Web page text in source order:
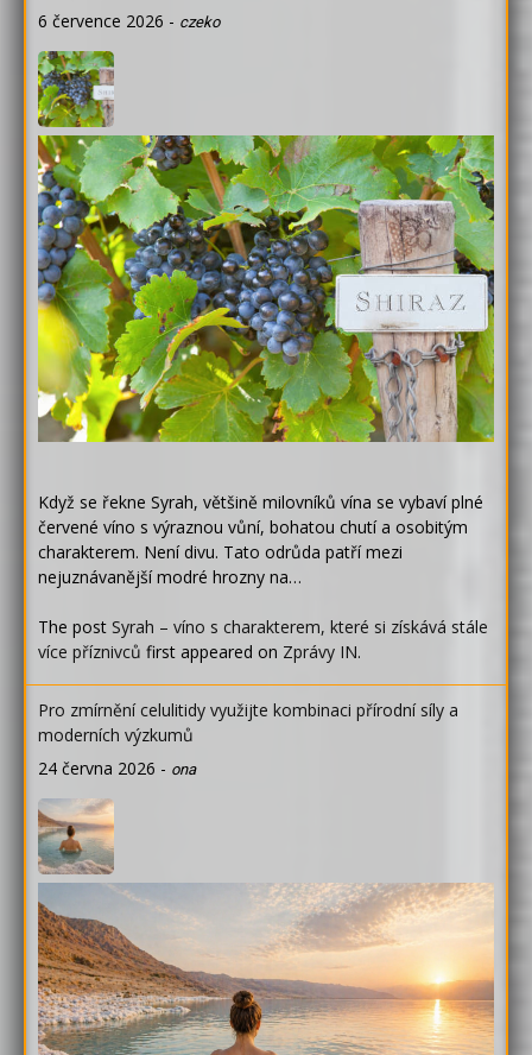
6 července 2026 - czeko
Když se řekne Syrah, většině milovníků vína se vybaví plné
červené víno s výraznou vůní, bohatou chutí a osobitým
charakterem. Není divu. Tato odrůda patří mezi
nejuznávanější modré hrozny na…
The post Syrah – víno s charakterem, které si získává stále
více příznivců first appeared on Zprávy IN.
Pro zmírnění celulitidy využijte kombinaci přírodní síly a
moderních výzkumů
24 června 2026 - ona